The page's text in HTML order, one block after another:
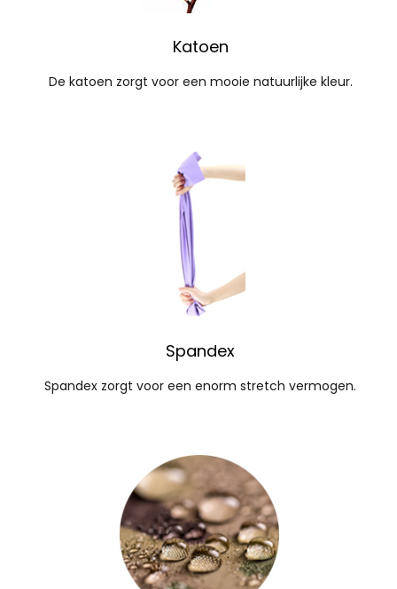
Katoen
De katoen zorgt voor een mooie natuurlijke kleur.
Spandex
Spandex zorgt voor een enorm stretch vermogen.